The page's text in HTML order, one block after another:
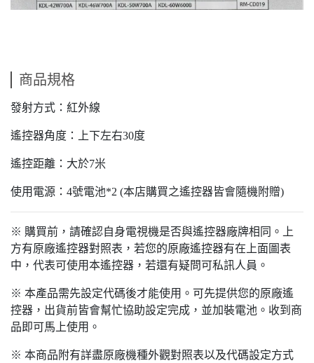
商品規格
發射方式：紅外線
遙控器角度：上下左右30度
遙控距離：大於7米
使用電源：4號電池*2 (本店購買之遙控器皆會隨機附贈)
※ 購買前，請確認自身電視機是否與遙控器廠牌相同。上
方有原廠遙控器對照表，若您的原廠遙控器有在上面圖表
中，代表可使用本遙控器，若還有疑問可私訊人員。
※ 本產品需先設定代碼後才能使用。可先提供您的原廠遙
控器，出貨前皆會幫忙協助設定完成，並加裝電池。收到商
品即可馬上使用。
※ 本商品附有詳盡原廠機種外觀對照表以及代碼設定方式